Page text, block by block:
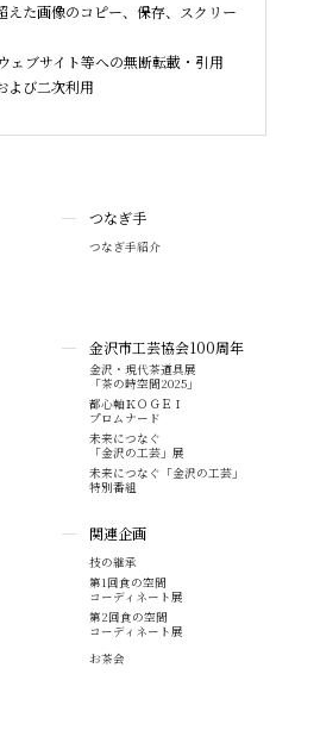
えた画像のコピー、保存、スクリー
ェブサイト等への無断転載・引用
よび二次利用
つなぎ手
つなぎ手紹介
金沢市工芸協会100周年
金沢・現代茶道具展
「茶の時空間2025」
都心軸ＫＯＧＥＩ
プロムナード
未来につなぐ
「金沢の工芸」展
未来につなぐ「金沢の工芸」
特別番組
関連企画
技の継承
第1回食の空間
コーディネート展
第2回食の空間
コーディネート展
お茶会